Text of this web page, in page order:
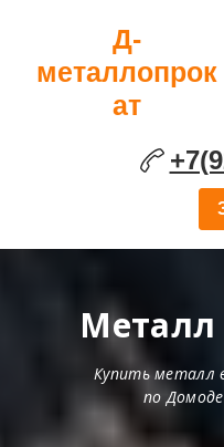
Д-
металлопрок
ат
Металл
Купить металл
по